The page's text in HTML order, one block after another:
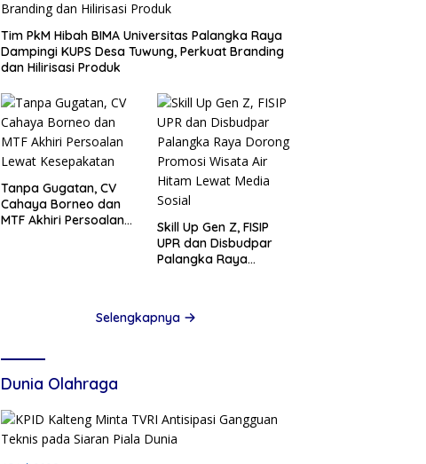
Tim PkM Hibah BIMA Universitas Palangka Raya
Dampingi KUPS Desa Tuwung, Perkuat Branding
dan Hilirisasi Produk
Tanpa Gugatan, CV
Cahaya Borneo dan
MTF Akhiri Persoalan
Skill Up Gen Z, FISIP
UPR dan Disbudpar
Palangka Raya
Selengkapnya
Dunia Olahraga